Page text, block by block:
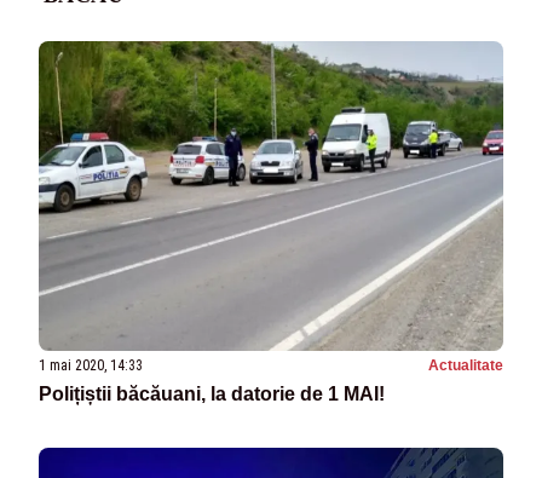
1 mai 2020, 14:33 Actualitate
Polițiștii băcăuani, la datorie de 1 MAI!